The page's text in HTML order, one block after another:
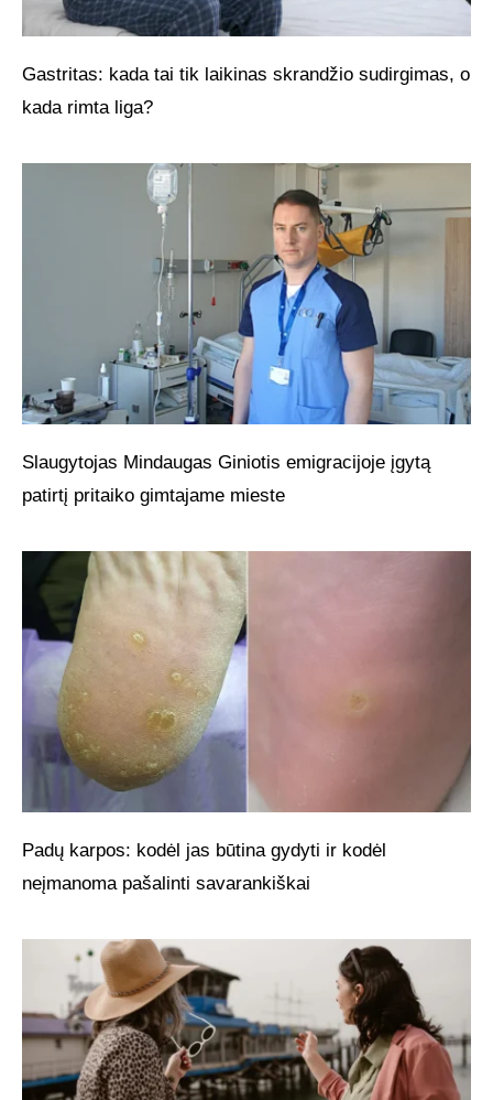
Gastritas: kada tai tik laikinas skrandžio sudirgimas, o
kada rimta liga?
Slaugytojas Mindaugas Giniotis emigracijoje įgytą
patirtį pritaiko gimtajame mieste
Padų karpos: kodėl jas būtina gydyti ir kodėl
neįmanoma pašalinti savarankiškai